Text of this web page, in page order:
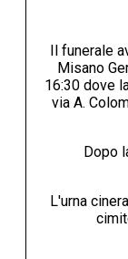
Il funerale
Misano
16:30 dove
via A.
Dopo
L'urna